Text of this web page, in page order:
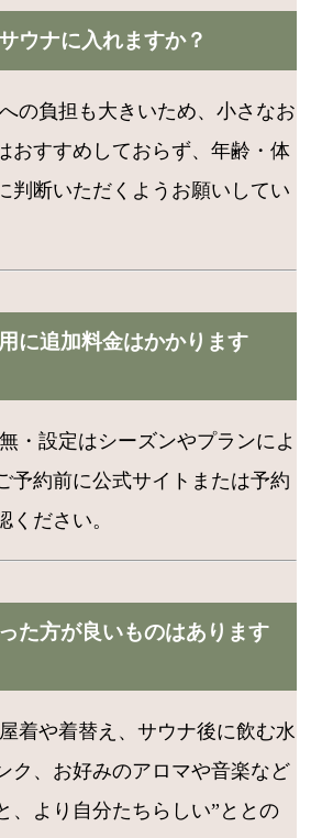
ウナに入れますか？
の負担も大きいため、小さなお
おすすめしておらず、年齢・体
判断いただくようお願いしてい
に追加料金はかかります
・設定はシーズンやプランによ
予約前に公式サイトまたは予約
ください。
た方が良いものはあります
着や着替え、サウナ後に飲む水
ク、お好みのアロマや音楽など
、より自分たちらしい”ととの